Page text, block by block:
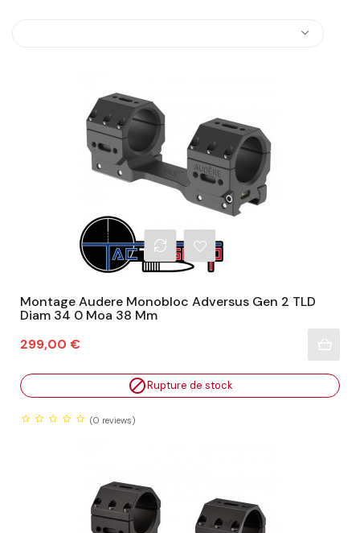
Montage Audere Monobloc Adversus Gen 2 TLD
Diam 34 0 Moa 38 Mm
Prix
299,00 €
Rupture de stock
(0 reviews)